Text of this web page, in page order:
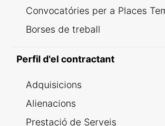
Convocatóries per a Places
Borses de treball
Perfil d'el contractant
Adquisicions
Alienacions
Prestació de Serveis